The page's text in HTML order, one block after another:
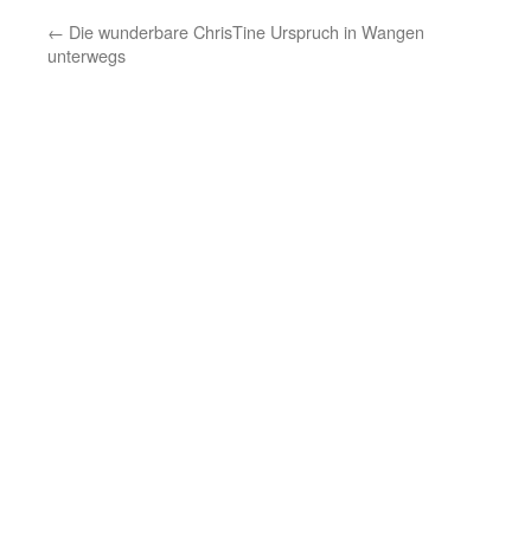
← Die wunderbare ChrisTine Urspruch in Wangen
unterwegs